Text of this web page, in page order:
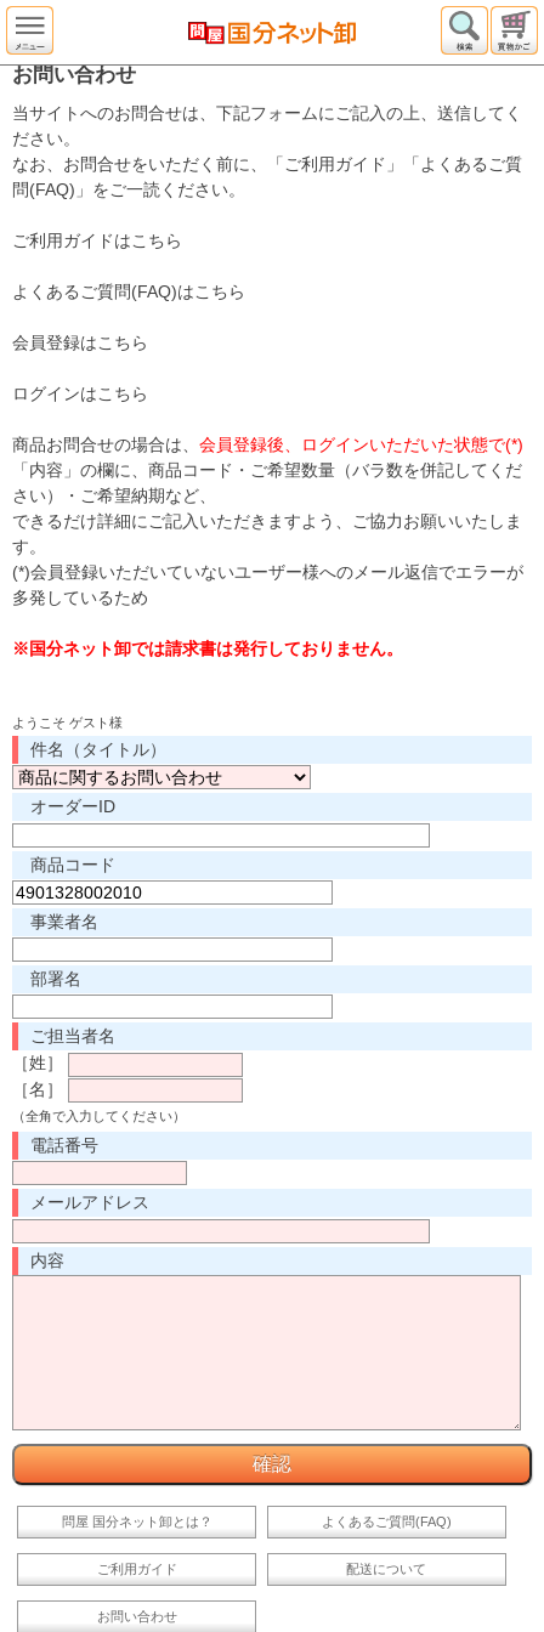
お問い合わせ
当サイトへのお問合せは、下記フォームにご記入の上、送信してく
ださい。
なお、お問合せをいただく前に、「ご利用ガイド」「よくあるご質
問(FAQ)」をご一読ください。
ご利用ガイドはこちら
よくあるご質問(FAQ)はこちら
会員登録はこちら
ログインはこちら
商品お問合せの場合は、 会員登録後、ログインいただいた状態で(*)
「内容」の欄に、商品コード・ご希望数量（バラ数を併記してくだ
さい）・ご希望納期など、
できるだけ詳細にご記入いただきますよう、ご協力お願いいたしま
す。
(*)会員登録いただいていないユーザー様へのメール返信でエラーが
多発しているため
※国分ネット卸では請求書は発行しておりません。
ようこそ ゲスト様
件名（タイトル）
オーダーID
商品コード
事業者名
部署名
ご担当者名
［姓］
［名］
（全角で入力してください）
電話番号
メールアドレス
内容
問屋 国分ネット卸とは？ よくあるご質問(FAQ)
ご利用ガイド 配送について
お問い合わせ